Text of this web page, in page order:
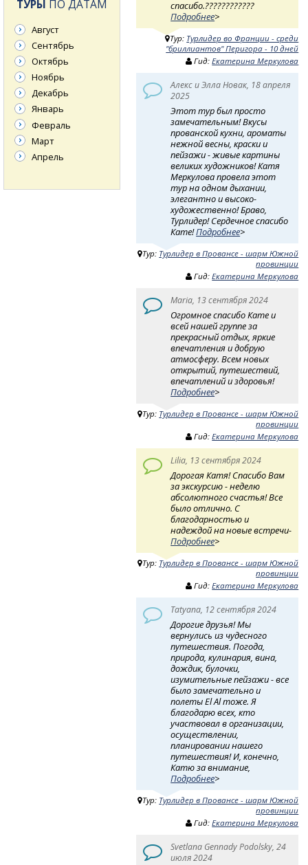
спасибо.????????????
Подробнее>
Тур: Турлидер во Франции - среди
"бриллиантов" Перигора - 10 дней
Гид:Екатерина Меркулова
Алекс и Элла Новак, 18 апреля
2025
Этот тур был просто
замечательным! Вкусы
прованской кухни, ароматы
нежной весны, краски и
пейзажи - живые картины
великих художников! Катя
Меркулова провела этот
тур на одном дыхании,
элегантно и высоко-
художественно! Браво,
Турлидер! Сердечное спасибо
Кате!Подробнее>
Тур: Турлидер в Провансе - шарм Южной
провинции
Гид:Екатерина Меркулова
Maria, 13 сентября 2024
Огромное спасибо Кате и
всей нашей группе за
прекрасный отдых, яркие
впечатления и добрую
атмосферу. Всем новых
открытий, путешествий,
впечатлений и здоровья!
Подробнее>
Тур: Турлидер в Провансе - шарм Южной
провинции
Гид:Екатерина Меркулова
Lilia, 13 сентября 2024
Дорогая Катя! Спасибо Вам
за экскурсию - неделю
абсолютного счастья! Все
было отлично. С
благодарностью и
надеждой на новые встречи-
Подробнее>
Тур: Турлидер в Провансе - шарм Южной
провинции
Гид:Екатерина Меркулова
Tatyana, 12 сентября 2024
Дорогие друзья! Мы
вернулись из чудесного
путешествия. Погода,
природа, кулинария, вина,
дождик, булочки,
изумительные пейзажи - все
было замечательно и
полеты El Al тоже. Я
благодарю всех, кто
участвовал в организации,
осуществлении,
планировании нашего
путешествия! И, конечно,
Катю за внимание,
Подробнее>
Тур: Турлидер в Провансе - шарм Южной
провинции
Гид:Екатерина Меркулова
Svetlana Gennady Podolsky, 24
июля 2024
ТУРЫ ПО ДАТАМ
Август
Сентябрь
Октябрь
Ноябрь
Декабрь
Январь
Февраль
Март
Апрель